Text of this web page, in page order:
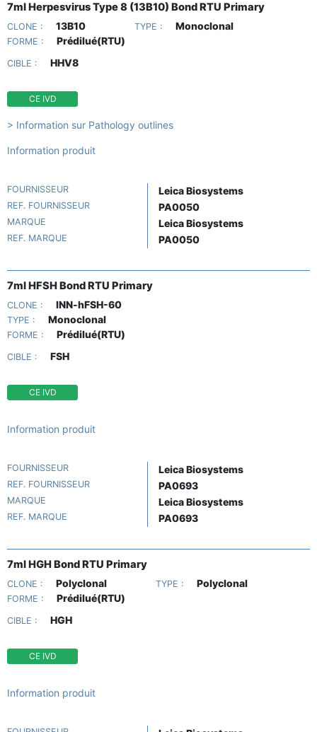
7ml Herpesvirus Type 8 (13B10) Bond RTU Primary
CLONE : 13B10 TYPE : Monoclonal
FORME : Prédilué(RTU)
CIBLE : HHV8
CE IVD
> Information sur Pathology outlines
Information produit
FOURNISSEUR Leica Biosystems
REF. FOURNISSEUR PA0050
MARQUE Leica Biosystems
REF. MARQUE PA0050
7ml HFSH Bond RTU Primary
CLONE : INN-hFSH-60
TYPE : Monoclonal
FORME : Prédilué(RTU)
CIBLE : FSH
CE IVD
Information produit
FOURNISSEUR Leica Biosystems
REF. FOURNISSEUR PA0693
MARQUE Leica Biosystems
REF. MARQUE PA0693
7ml HGH Bond RTU Primary
CLONE : Polyclonal TYPE : Polyclonal
FORME : Prédilué(RTU)
CIBLE : HGH
CE IVD
Information produit